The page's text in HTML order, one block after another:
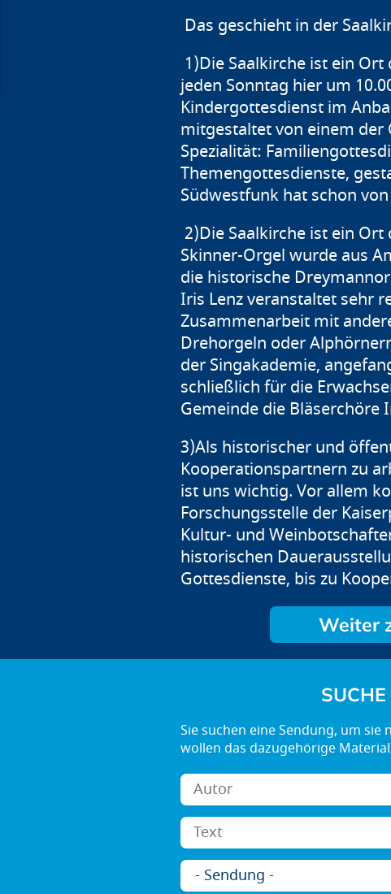
Das geschieht in der
1)Die Saalkirche ist ein
jeden Sonntag hier um
Kindergottesdienst im
mitgestaltet von einem der
Spezialität:
Themengottesdienste,
Südwestfunk hat schon
2)Die Saalkirche ist ein
Skinner-Orgel wurde aus
die historische
Iris Lenz veranstaltet sehr
Zusammenarbeit mit
Drehorgeln oder
der Singakademie,
schließlich für die
Gemeinde die Bläserchöre
3)Als historischer und
Kooperationspartnern zu
ist uns wichtig. Vor allem
Forschungsstelle der
Kultur- und
historischen
Gottesdienste, bis zu
SUCHE